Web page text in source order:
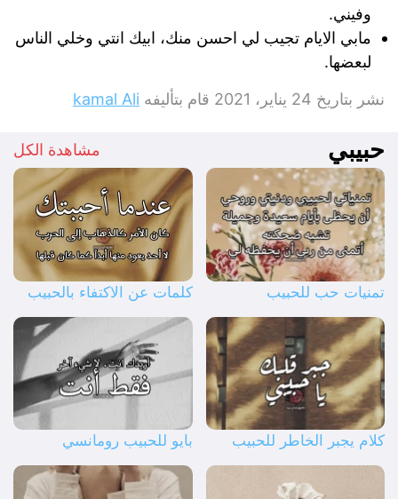
وفيني.
مابي الايام تجيب لي احسن منك، ابيك انتي وخلي الناس
لبعضھا.
نشر بتاريخ 24 يناير، 2021 قام بتأليفه kamal Ali
حبيبي مشاهدة الكل
تمنيات حب للحبيب كلمات عن الاكتفاء بالحبيب
كلام يجبر الخاطر للحبيب بايو للحبيب رومانسي